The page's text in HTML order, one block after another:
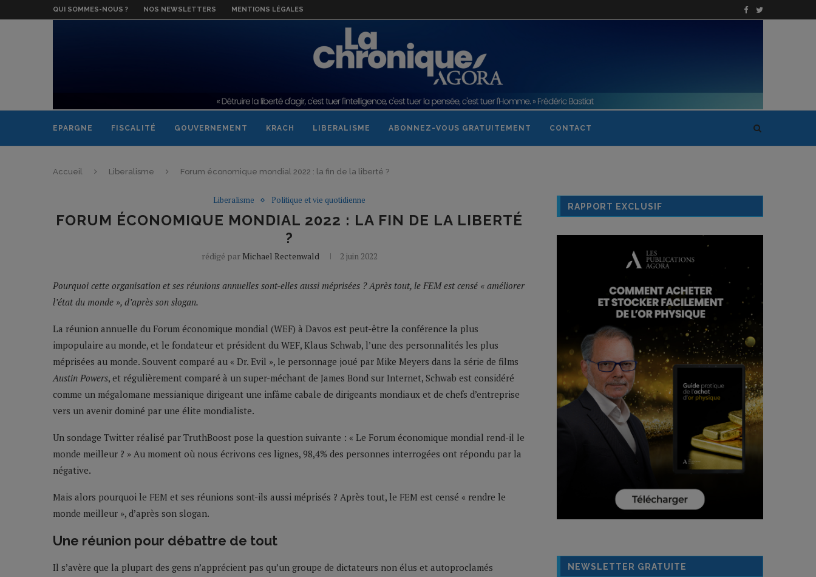
QUI SOMMES-NOUS ? NOS NEWSLETTERS MENTIONS LÉGALES
EPARGNE FISCALITÉ GOUVERNEMENT KRACH LIBERALISME ABONNEZ-VOUS GRATUITEMENT CONTACT
Accueil Liberalisme Forum économique mondial 2022 : la fin de la liberté ?
Liberalisme Politique et vie quotidienne
FORUM ÉCONOMIQUE MONDIAL 2022 : LA FIN DE LA LIBERTÉ
?
rédigé par Michael Rectenwald 2 juin 2022
Pourquoi cette organisation et ses réunions annuelles sont-elles aussi méprisées ? Après tout, le FEM est censé « améliorer
l’état du monde », d’après son slogan.
La réunion annuelle du Forum économique mondial (WEF) à Davos est peut-être la conférence la plus
impopulaire au monde, et le fondateur et président du WEF, Klaus Schwab, l’une des personnalités les plus
méprisées au monde. Souvent comparé au « Dr. Evil », le personnage joué par Mike Meyers dans la série de films
Austin Powers, et régulièrement comparé à un super-méchant de James Bond sur Internet, Schwab est considéré
comme un mégalomane messianique dirigeant une infâme cabale de dirigeants mondiaux et de chefs d’entreprise
vers un avenir dominé par une élite mondialiste.
Un sondage Twitter réalisé par TruthBoost pose la question suivante : « Le Forum économique mondial rend-il le
monde meilleur ? » Au moment où nous écrivons ces lignes, 98,4% des personnes interrogées ont répondu par la
négative.
Mais alors pourquoi le FEM et ses réunions sont-ils aussi méprisés ? Après tout, le FEM est censé « rendre le
monde meilleur », d’après son slogan.
Une réunion pour débattre de tout
Il s’avère que la plupart des gens n’apprécient pas qu’un groupe de dictateurs non élus et autoproclamés
RAPPORT EXCLUSIF
NEWSLETTER GRATUITE